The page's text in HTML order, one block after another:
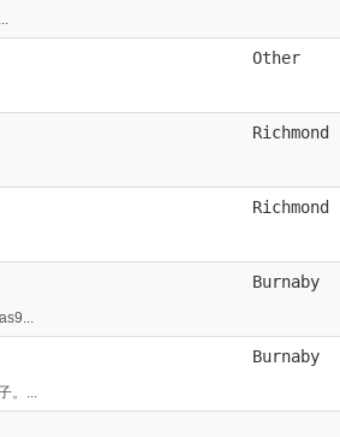
Other
Richmond
Richmond
Burnaby
...
Burnaby